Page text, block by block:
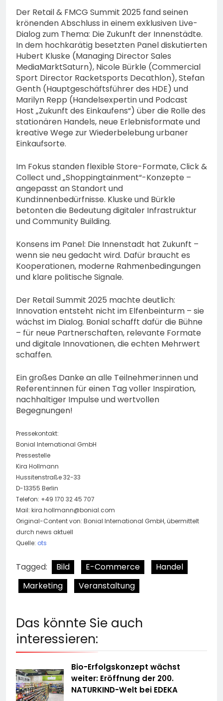
Der Retail & FMCG Summit 2025 fand seinen
krönenden Abschluss in einem exklusiven Live-
Dialog zum Thema: Die Zukunft der Innenstädte.
In dem hochkarätig besetzten Panel diskutierten
Hubert Kluske (Managing Director Sales
MediaMarktSaturn), Nicole Bürkle (Commercial
Sport Director Racketsports Decathlon), Stefan
Genth (Hauptgeschäftsführer des HDE) und
Marilyn Repp (Handelsexpertin und Podcast
Host „Zukunft des Einkaufens“) über die Rolle des
stationären Handels, neue Erlebnisformate und
kreative Wege zur Wiederbelebung urbaner
Einkaufsorte.
Im Fokus standen flexible Store-Formate, Click &
Collect und „Shoppingtainment“-Konzepte –
angepasst an Standort und
Kund:innenbedürfnisse. Kluske und Bürkle
betonten die Bedeutung digitaler Infrastruktur
und Community Building.
Konsens im Panel: Die Innenstadt hat Zukunft –
wenn sie neu gedacht wird. Dafür braucht es
Kooperationen, moderne Rahmenbedingungen
und klare politische Signale.
Der Retail Summit 2025 machte deutlich:
Innovation entsteht nicht im Elfenbeinturm – sie
wächst im Dialog. Bonial schafft dafür die Bühne
– für neue Partnerschaften, relevante Formate
und digitale Innovationen, die echten Mehrwert
schaffen.
Ein großes Danke an alle Teilnehmer:innen und
Referent:innen für einen Tag voller Inspiration,
nachhaltiger Impulse und wertvollen
Begegnungen!
Pressekontakt:
Bonial International GmbH
Pressestelle
Kira Hollmann
Hussitenstraße 32-33
D-13355 Berlin
Telefon: +49 170 32 45 707
Mail: kira.hollmann@bonial.com
Original-Content von: Bonial International GmbH, übermittelt
durch news aktuell
Quelle: ots
Tagged: Bild E-Commerce
Handel
Marketing
Veranstaltung
Das könnte Sie auch
interessieren:
Bio-Erfolgskonzept wächst
weiter: Eröffnung der 200.
NATURKIND-Welt bei EDEKA